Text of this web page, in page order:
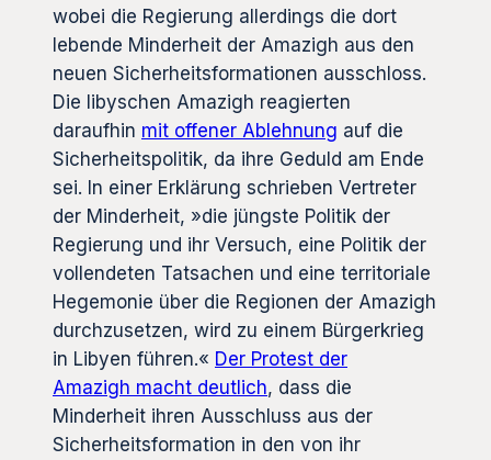
wobei die Regierung allerdings die dort
lebende Minderheit der Amazigh aus den
neuen Sicherheitsformationen ausschloss.
Die libyschen Amazigh reagierten
daraufhin mit offener Ablehnung auf die
Sicherheitspolitik, da ihre Geduld am Ende
sei. In einer Erklärung schrieben Vertreter
der Minderheit, »die jüngste Politik der
Regierung und ihr Versuch, eine Politik der
vollendeten Tatsachen und eine territoriale
Hegemonie über die Regionen der Amazigh
durchzusetzen, wird zu einem Bürgerkrieg
in Libyen führen.« Der Protest der
Amazigh macht deutlich, dass die
Minderheit ihren Ausschluss aus der
Sicherheitsformation in den von ihr